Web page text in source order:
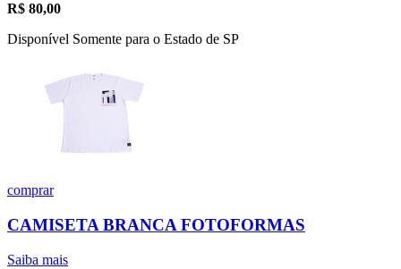
R$ 80,00
Disponível Somente para o Estado de SP
comprar
CAMISETA BRANCA FOTOFORMAS
Saiba mais